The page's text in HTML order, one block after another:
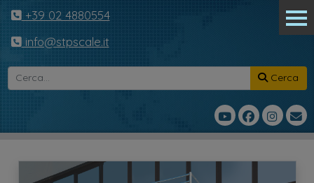
+39 02 4880554
info@stpscale.it
Cerca